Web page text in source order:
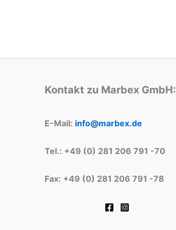
Kontakt zu Marbex GmbH:
E-Mail: info@marbex.de
Tel.: +49 (0) 281 206 791 -70
Fax: +49 (0) 281 206 791 -78